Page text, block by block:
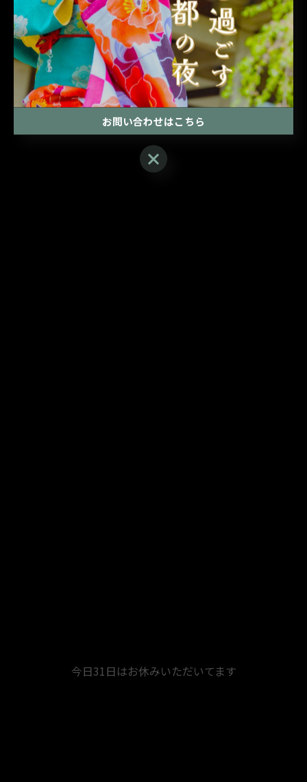
誰か知ってたら教えてください🥺
今日31日はお休みいただいてます
お問い合わせはこちら
お問い合わせはこちら